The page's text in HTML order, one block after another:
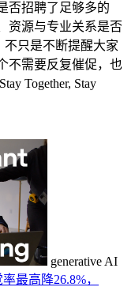
否招聘了足够多的
资源与专业关系是否
只是不断提醒大家
不需要反复催促，也
Together, Stay
generative AI
最高降26.8%，